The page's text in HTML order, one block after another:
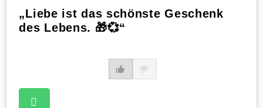
„Liebe ist das schönste Geschenk
des Lebens. 🎁💞“